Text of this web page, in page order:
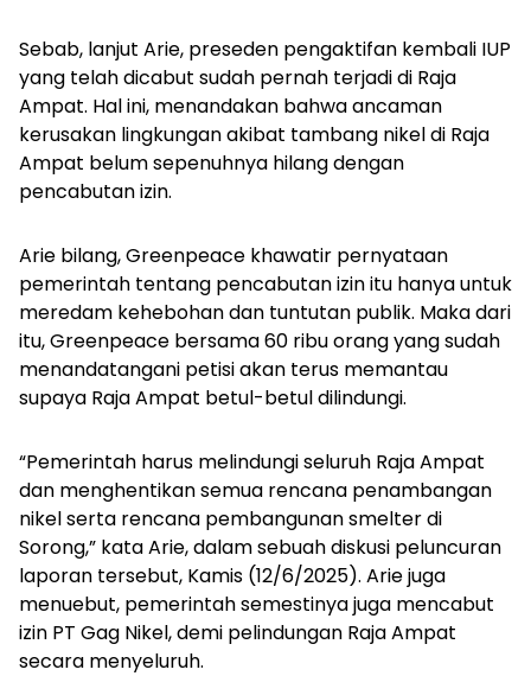
Sebab, lanjut Arie, preseden pengaktifan kembali IUP
yang telah dicabut sudah pernah terjadi di Raja
Ampat. Hal ini, menandakan bahwa ancaman
kerusakan lingkungan akibat tambang nikel di Raja
Ampat belum sepenuhnya hilang dengan
pencabutan izin.
Arie bilang, Greenpeace khawatir pernyataan
pemerintah tentang pencabutan izin itu hanya untuk
meredam kehebohan dan tuntutan publik. Maka dari
itu, Greenpeace bersama 60 ribu orang yang sudah
menandatangani petisi akan terus memantau
supaya Raja Ampat betul-betul dilindungi.
“Pemerintah harus melindungi seluruh Raja Ampat
dan menghentikan semua rencana penambangan
nikel serta rencana pembangunansmelterdi
Sorong,” kata Arie, dalam sebuah diskusi peluncuran
laporan tersebut, Kamis (12/6/2025). Arie juga
menuebut, pemerintah semestinya juga mencabut
izin PT Gag Nikel, demi pelindungan Raja Ampat
secara menyeluruh.